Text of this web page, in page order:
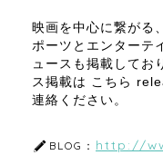
映画を中心に繋がる
ポーツとエンターテ
ュースも掲載してお
ス掲載は こちら
連絡ください。
BLOG： http://